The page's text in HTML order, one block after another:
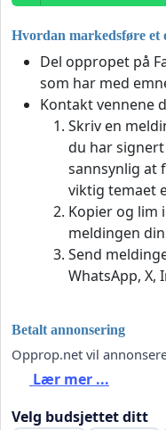
Hvordan markedsføre et
Del oppropet på
som har med
Kontakt vennene
Skriv en
du har
sannsynlig at
viktig temaet
Kopier og lim
meldingen
Send
WhatsApp, X,
Betalt annonsering
Opprop.net vil
Lær mer ...
Velg budsjettet ditt